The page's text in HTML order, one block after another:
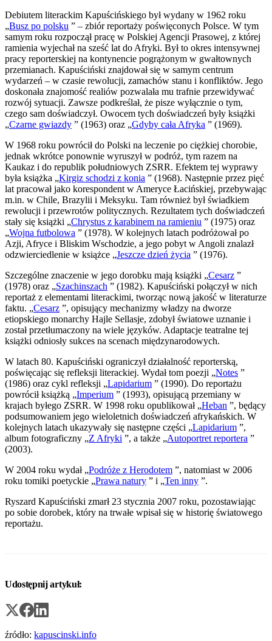
Debiutem literackim Kapuścińskiego był wydany w 1962 roku
„Busz po polsku ” – zbiór reportaży poświęconych Polsce. W tym
samym roku rozpoczął pracę w Polskiej Agencji Prasowej, z której
ramienia wyjechał na sześć lat do Afryki. Był to okres intensywnej
pracy reporterskiej na kontynencie pogrążonym w gwałtownych
przemianach. Kapuściński znajdował się w samym centrum
wydarzeń – w czasie rewolucji, zamachów stanu i konfliktów. Jego
doskonała znajomość realiów pozwalała mu trafnie przewidywać
rozwój sytuacji. Zawsze podkreślał, że pisze wyłącznie o tym,
czego sam doświadczył. Owocem tych doświadczeń były książki
„Czarne gwiazdy ” (1963) oraz „Gdyby cała Afryka ” (1969).
W 1968 roku powrócił do Polski na leczenie po ciężkiej chorobie,
jednak wkrótce ponownie wyruszył w podróż, tym razem na
Kaukaz i do republik południowych ZSRR. Efektem tej wyprawy
była książka „Kirgiz schodzi z konia ” (1968). Następnie przez pięć
lat pracował jako korespondent w Ameryce Łacińskiej, przebywając
m.in. w Chile, Brazylii i Meksyku. Tam również był świadkiem
rewolucji i przewrotów politycznych. Rezultatem tych doświadczeń
stały się książki „Chrystus z karabinem na ramieniu ” (1975) oraz
„Wojna futbolowa ” (1978). W kolejnych latach podróżował po
Azji, Afryce i Bliskim Wschodzie, a jego pobyt w Angoli znalazł
odzwierciedlenie w książce „Jeszcze dzień życia ” (1976).
Szczególne znaczenie w jego dorobku mają książki „Cesarz ”
(1978) oraz „Szachinszach ” (1982). Kapuściński połączył w nich
reportaż z elementami literackimi, tworząc nową jakość w literaturze
faktu. „Cesarz ”, opisujący mechanizmy władzy na dworze
etiopskiego monarchy Hajle Sellasje, zdobył światowe uznanie i
został przetłumaczony na wiele języków. Adaptacje teatralne tej
książki odniosły sukces na scenach międzynarodowych.
W latach 80. Kapuściński ograniczył działalność reporterską,
poświęcając się refleksji literackiej. Wydał tom poezji „Notes ”
(1986) oraz cykl refleksji „Lapidarium ” (1990). Do reportażu
powrócił książką „Imperium ” (1993), opisującą przemiany w
krajach byłego ZSRR. W 1998 roku opublikował „Heban ”, będący
podsumowaniem jego wieloletnich doświadczeń afrykańskich. W
kolejnych latach ukazywały się następne części „Lapidarium ”,
album fotograficzny „Z Afryki ”, a także „Autoportret reportera ”
(2003).
W 2004 roku wydał „Podróże z Herodotem ”, natomiast w 2006
roku tomiki poetyckie „Prawa natury ” i „Ten inny ”.
Ryszard Kapuściński zmarł 23 stycznia 2007 roku, pozostawiając
po sobie dorobek, który na trwałe wpisał się w historię światowego
reportażu.
Udostępnij artykuł:
źródło: kapuscinski.info